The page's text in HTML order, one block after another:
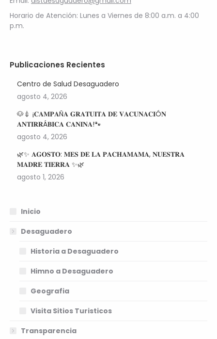
Horario de Atención: Lunes a Viernes de 8:00 a.m. a 4:00
p.m.
Publicaciones Recientes
Centro de Salud Desaguadero
agosto 4, 2026
🐶💉 ¡𝐂𝐀𝐌𝐏𝐀Ñ𝐀 𝐆𝐑𝐀𝐓𝐔𝐈𝐓𝐀 𝐃𝐄 𝐕𝐀𝐂𝐔𝐍𝐀𝐂𝐈Ó𝐍
𝐀𝐍𝐓𝐈𝐑𝐑Á𝐁𝐈𝐂𝐀 𝐂𝐀𝐍𝐈𝐍𝐀!🐾
agosto 4, 2026
🌿✨ 𝐀𝐆𝐎𝐒𝐓𝐎: 𝐌𝐄𝐒 𝐃𝐄 𝐋𝐀 𝐏𝐀𝐂𝐇𝐀𝐌𝐀𝐌𝐀, 𝐍𝐔𝐄𝐒𝐓𝐑𝐀
𝐌𝐀𝐃𝐑𝐄 𝐓𝐈𝐄𝐑𝐑𝐀 ✨🌿
agosto 1, 2026
Inicio
Desaguadero
Historia a Desaguadero
Himno a Desaguadero
Geografia
Visita Sitios Turisticos
Transparencia